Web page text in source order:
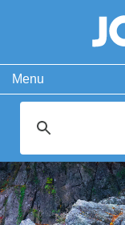
Menu
SPECIAL
よくある質問
FAQ
ジョイ
ントス